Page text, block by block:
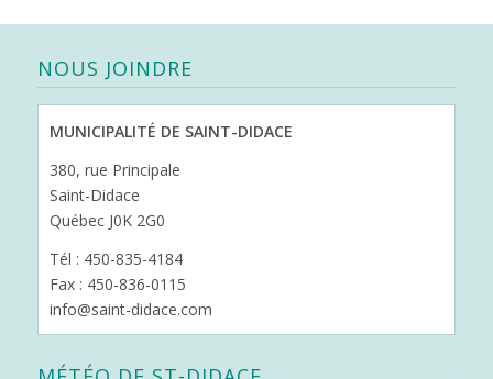
NOUS JOINDRE
MUNICIPALITÉ DE SAINT-DIDACE
380, rue Principale
Saint-Didace
Québec J0K 2G0
Tél : 450-835-4184
Fax : 450-836-0115
info@saint-didace.com